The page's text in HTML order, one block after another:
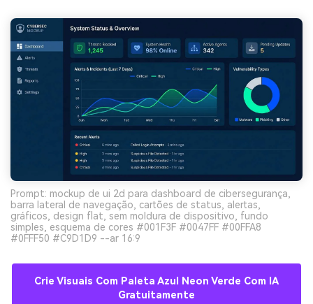
Prompt: mockup de ui 2d para dashboard de cibersegurança,
barra lateral de navegação, cartões de status, alertas,
gráficos, design flat, sem moldura de dispositivo, fundo
simples, esquema de cores #001F3F #0047FF #00FFA8
#0FFF50 #C9D1D9 --ar 16:9
Crie Visuais Com Paleta Azul Neon Verde Com IA
Gratuitamente